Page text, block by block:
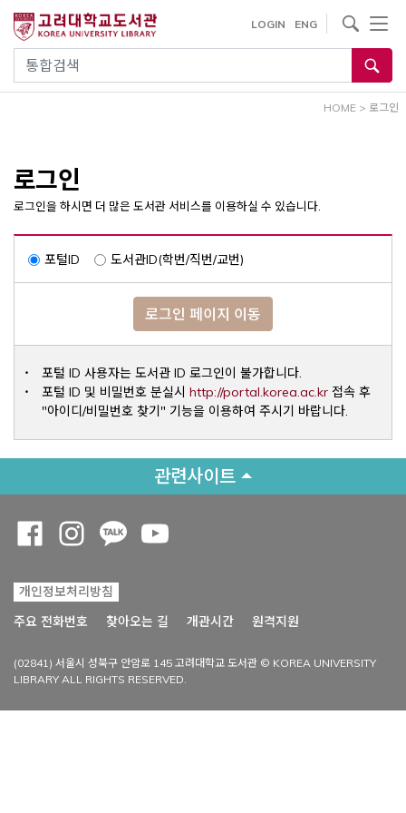
건
통합검색
LOGIN ENG
사이트내 검색
HOME > 로그인
로그인
로그인을 하시면 더 많은 도서관 서비스를 이용하실 수 있습니다.
포털ID 도서관ID(학번/직번/교번)
로그인 페이지 이동
포털 ID 사용자는 도서관 ID 로그인이 불가합니다.
포털 ID 및 비밀번호 분실시 http://portal.korea.ac.krOpens a
접속 후
"아이디/비밀번호 찾기" 기능을 이용하여 주시기 바랍니다.
관련사이트
개인정보처리방침
주요 전화번호
찾아오는 길 개관시간 원격지원
(02841) 서울시 성북구 안암로 145 고려대학교 도서관 © KOREA UNIVERSITY
LIBRARY ALL RIGHTS RESERVED.
Opens a new window
Opens a new window
Opens a new window